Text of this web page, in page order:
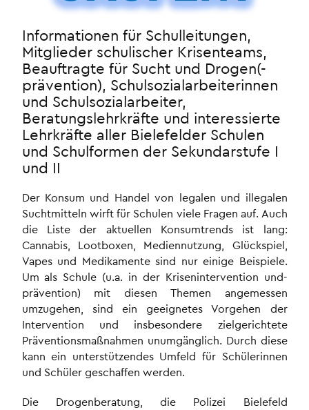
Informationen für Schulleitungen,
Mitglieder schulischer Krisenteams,
Beauftragte für Sucht und Drogen(-
prävention), Schulsozialarbeiterinnen
und Schulsozialarbeiter,
Beratungslehrkräfte und interessierte
Lehrkräfte aller Bielefelder Schulen
und Schulformen der Sekundarstufe I
und II
Der Konsum und Handel von legalen und illegalen
Suchtmitteln wirft für Schulen viele Fragen auf. Auch
die Liste der aktuellen Konsumtrends ist lang:
Cannabis, Lootboxen, Mediennutzung, Glückspiel,
Vapes und Medikamente sind nur einige Beispiele.
Um als Schule (u.a. in der Krisenintervention und-
prävention) mit diesen Themen angemessen
umzugehen, sind ein geeignetes Vorgehen der
Intervention und insbesondere zielgerichtete
Präventionsmaßnahmen unumgänglich. Durch diese
kann ein unterstützendes Umfeld für Schülerinnen
und Schüler geschaffen werden.
Die Drogenberatung, die Polizei Bielefeld